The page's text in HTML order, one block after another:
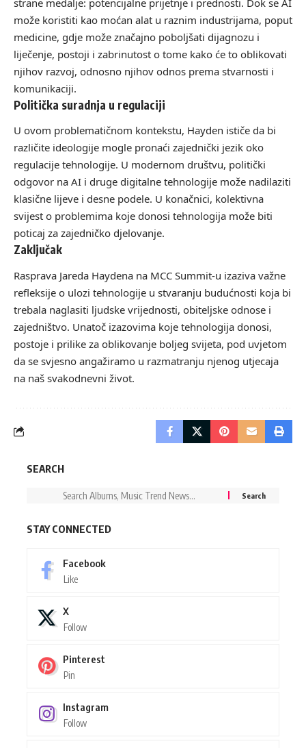
može koristiti kao moćan alat u raznim industrijama, poput
medicine, gdje može značajno poboljšati dijagnozu i
liječenje, postoji i zabrinutost o tome kako će to oblikovati
njihov razvoj, odnosno njihov odnos prema stvarnosti i
komunikaciji.
Politička suradnja u regulaciji
U ovom problematičnom kontekstu, Hayden ističe da bi
različite ideologije mogle pronaći zajednički jezik oko
regulacije tehnologije. U modernom društvu, politički
odgovor na AI i druge digitalne tehnologije može nadilaziti
klasične lijeve i desne podele. U konačnici, kolektivna
svijest o problemima koje donosi tehnologija može biti
poticaj za zajedničko djelovanje.
Zaključak
Rasprava Jareda Haydena na MCC Summit-u izaziva važne
refleksije o ulozi tehnologije u stvaranju budućnosti koja bi
trebala naglasiti ljudske vrijednosti, obiteljske odnose i
zajedništvo. Unatoč izazovima koje tehnologija donosi,
postoje i prilike za oblikovanje boljeg svijeta, pod uvjetom
da se svjesno angažiramo u razmatranju njenog utjecaja
na naš svakodnevni život.
SEARCH
STAY CONNECTED
Facebook
Like
X
Follow
Pinterest
Pin
Instagram
Follow